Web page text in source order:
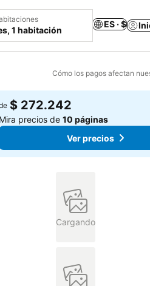
1 habitación
ES · $
Cómo los pagos afectan
a favoritos
$ 272.242
Mira precios de10 páginas
Ver precios
Cargando